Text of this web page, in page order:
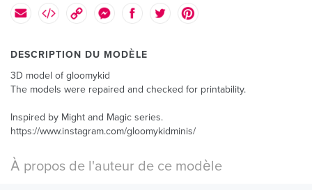
DESCRIPTION DU MODÈLE
3D model of gloomykid
The models were repaired and checked for printability.
Inspired by Might and Magic series.
https://www.instagram.com/gloomykidminis/
À propos de l'auteur de ce modèle